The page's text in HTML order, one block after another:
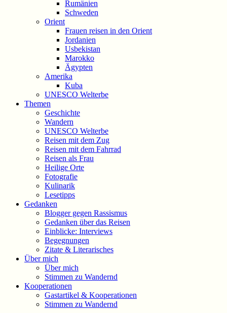
Rumänien
Schweden
Orient
Frauen reisen in den Orient
Jordanien
Usbekistan
Marokko
Ägypten
Amerika
Kuba
UNESCO Welterbe
Themen
Geschichte
Wandern
UNESCO Welterbe
Reisen mit dem Zug
Reisen mit dem Fahrrad
Reisen als Frau
Heilige Orte
Fotografie
Kulinarik
Lesetipps
Gedanken
Blogger gegen Rassismus
Gedanken über das Reisen
Einblicke: Interviews
Begegnungen
Zitate & Literarisches
Über mich
Über mich
Stimmen zu Wandernd
Kooperationen
Gastartikel & Kooperationen
Stimmen zu Wandernd